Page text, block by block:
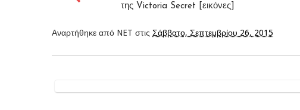
της Victoria Secret [εικόνες]
Αναρτήθηκε από NET στις Σάββατο, Σεπτεμβρίου 26, 2015